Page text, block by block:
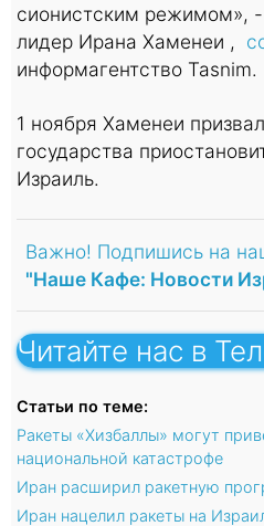
сионистским режимом»,
лидер Ирана Хаменеи ,
информагентство Tasnim.
1 ноября Хаменеи
государства
Израиль.
Важно! Подпишись на
"Наше Кафе: Новости
Читайте нас в
Статьи по теме:
Ракеты «Хизбаллы» могут
национальной катастрофе
Иран расширил ракетную
Иран нацелил ракеты на